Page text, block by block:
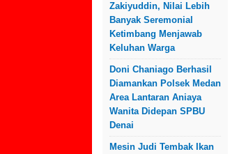
Zakiyuddin, Nilai Lebih
Banyak Seremonial
Ketimbang Menjawab
Keluhan Warga
Doni Chaniago Berhasil
Diamankan Polsek Medan
Area Lantaran Aniaya
Wanita Didepan SPBU
Denai
Mesin Judi Tembak Ikan